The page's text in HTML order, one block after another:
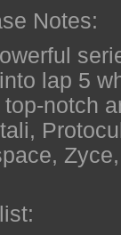
Notes:
lap 5
top-notch